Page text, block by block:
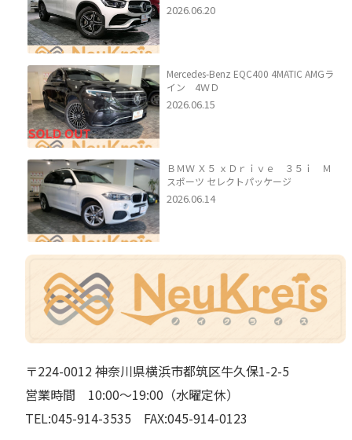
2026.06.20
Mercedes-Benz EQC400 4MATIC AMGラ
イン 4ＷＤ
2026.06.15
ＢＭＷ Ｘ５ ｘＤｒｉｖｅ ３５ｉ Ｍ
スポーツ セレクトパッケージ
2026.06.14
〒224-0012 神奈川県横浜市都筑区牛久保1-2-5
営業時間 10:00～19:00（水曜定休）
TEL:045-914-3535 FAX:045-914-0123